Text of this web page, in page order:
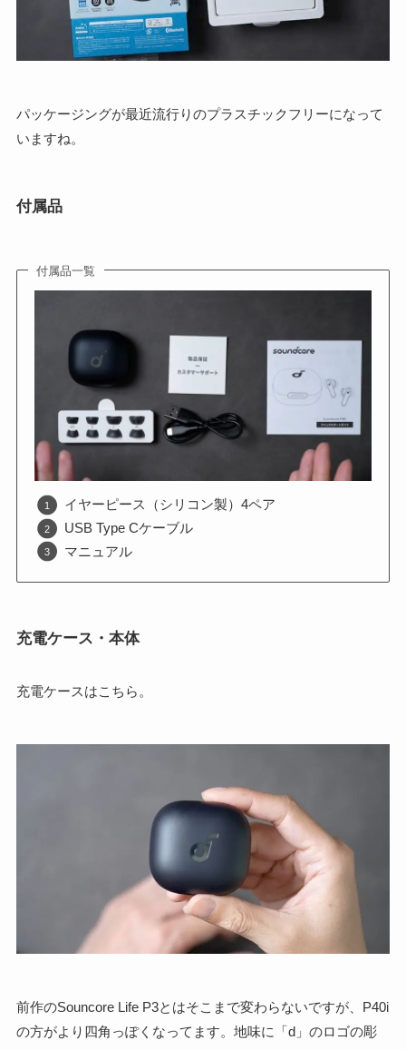
パッケージングが最近流行りのプラスチックフリーになって
いますね。
付属品
付属品一覧
イヤーピース（シリコン製）4ペア
USB Type Cケーブル
マニュアル
充電ケース・本体
充電ケースはこちら。
前作のSouncore Life P3とはそこまで変わらないですが、P40i
の方がより四角っぽくなってます。地味に「d」のロゴの彫